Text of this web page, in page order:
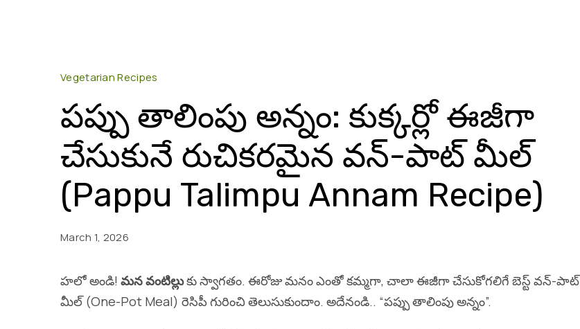
Vegetarian Recipes
పప్పు తాలింపు అన్నం: కుక్కర్లో ఈజీగా
చేసుకునే రుచికరమైన వన్-పాట్ మీల్
(Pappu Talimpu Annam Recipe)
March 1, 2026
హలో అండి! మన వంటిల్లుకు స్వాగతం. ఈరోజు మనం ఎంతో కమ్మగా, చాలా ఈజీగా చేసుకోగలిగే బెస్ట్ వన్-పాట్
మీల్ (One-Pot Meal) రెసిపీ గురించి తెలుసుకుందాం. అదేనండి.. “పప్పు తాలింపు అన్నం”.